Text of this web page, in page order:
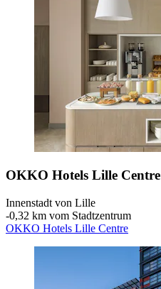
OKKO Hotels Lille Centre
Innenstadt von Lille
‐0,32 km vom Stadtzentrum
OKKO Hotels Lille Centre